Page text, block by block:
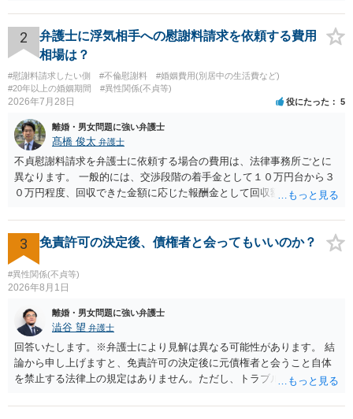
される可能性はあるのか ⇒LINEを含む１００万円の貸付に至るまでの
やり取り等の経緯、誓約書の内容等を踏まえて、関係を清算するため
の 金銭であったと評価される可能性はあると考えます。 ② 「今後一
切関与しないなら100万円振り込む」というLINEや誓約書は、裁判上
どの程度証拠価値があるのか ⇒前後のやり取りや誓約書の具体的内容
を見ない限り、具体的な判断はできませんが、一定の証拠価値はある
することは認められるのか。 ⇒おそらく１００万円は不当利得（受け
取る正当な権利がないのに利益を取得した）として返還請求されてい
るものかと推察しますので、 貸金返還ではないかと存じます。 ④ 私
は現在、収入も不安定で貯金もなくリボ払い借金が既に約100万あり。
今年に再婚したが主人はお金に厳しい為、一括で220万円を支払う事は
か。 ⇒判決となり敗訴してしまった場合は、強制執行により不動産等
の財産を差し押さえられ、そこから債権回収が図られることになりま
すが、 和解であれば柔軟な解決が可能ですので、その場合は分割払
いにより支払うことも十分可能です。 ⑤ このような事情であれば、私
は120万円のみ和解交渉を続けるべきでしょうか。 ⇒ご相談者様の認
れるため、 120万円のみについて交渉を続けることがベターかと存じ
ます。
2
弁護士に浮気相手への慰謝料請求を依頼する費用
相場は？
#慰謝料請求したい側 #不倫慰謝料
#婚姻費用(別居中の生活費など)
#20年以上の婚姻期間
#異性関係(不貞等)
2026年7月28日 役にたった 5
離婚・男女問題に強い弁護士
髙橋 俊太 弁護士
不貞慰謝料請求を弁護士に依頼する場合の費用は、法律事務所ごとに
異なります。 一般的には、交渉段階の着手金として１０万円台から３
０万円程度、回収できた金額に応じた報酬金として回収額の１０％か
には、追加着手金や日当、実費が発生することもあります。 もっと
も、証拠が十分にあるか、相手方の住所・勤務先が分かるか、慰謝料
額、離婚の有無、交渉で終わるか訴訟まで見込むかによって、費用は
変わり得ます。依頼前に、交渉だけの場合、訴訟になった場合、回収
できなかった場合の費用を確認しておくとよいでしょう。 弁護士選び
通しを過度に楽観的に言い過ぎないか、質問に具体的に答えてくれる
か、連絡方法（メール、電話、弁護士直接か事務局員を介するかな
ど）や対応スピードが合うかを確認するとよいと思います。いずれに
しましても、弁護士への相談・依頼にあたっては、証拠資料、夫と相
手方の関係、相手方の氏名・住所等、夫婦関係への影響、離婚予定の
3 免責許可の決定後、債権者と会ってもいいのか？
#異性関係(不貞等)
2026年8月1日
離婚・男女問題に強い弁護士
澁谷 望 弁護士
回答いたします。※弁護士により見解は異なる可能性があります。 結
論から申し上げますと、免責許可の決定後に元債権者と会うこと自体
を禁止する法律上の規定はありません。ただし、トラブル防止の観点
ントは以下の通りです。 ・金銭のやり取りや返済の約束は絶対にしな